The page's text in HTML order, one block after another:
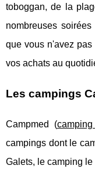
toboggan, de la
nombreuses
que vous n'avez
vos achats au
Les campings
Campmed (
campings dont le
Galets, le camping